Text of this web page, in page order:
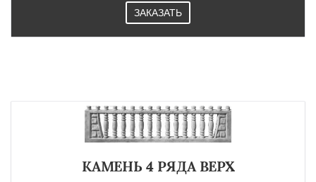
ЗАКАЗАТЬ
КАМЕНЬ 4 РЯДА ВЕРХ